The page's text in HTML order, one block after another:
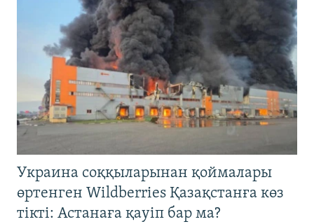
Украина соққыларынан қоймалары
өртенген Wildberries Қазақстанға көз
тікті: Астанаға қауіп бар ма?